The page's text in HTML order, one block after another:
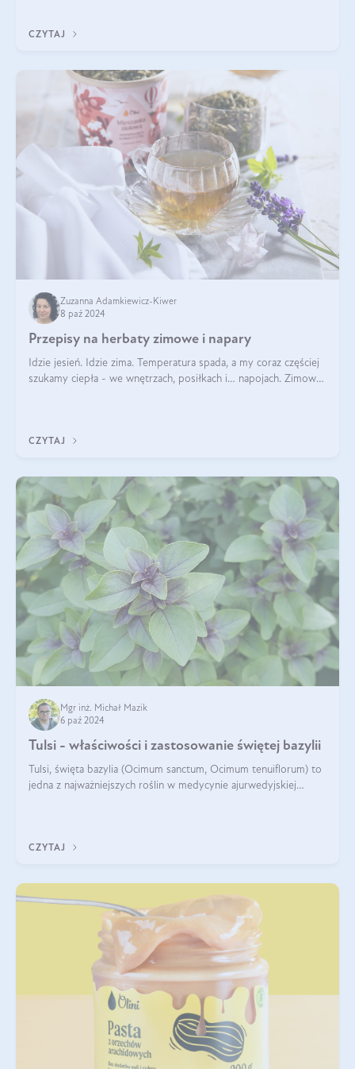
CZYTAJ
Zuzanna Adamkiewicz-Kiwer
8 paź 2024
Przepisy na herbaty zimowe i napary
Idzie jesień. Idzie zima. Temperatura spada, a my coraz częściej
szukamy ciepła - we wnętrzach, posiłkach i… napojach. Zimowe
CZYTAJ
Mgr inż. Michał Mazik
6 paź 2024
Tulsi - właściwości i zastosowanie świętej bazylii
Tulsi, święta bazylia (Ocimum sanctum, Ocimum tenuiflorum) to
jedna z najważniejszych roślin w medycynie ajurwedyjskiej
CZYTAJ